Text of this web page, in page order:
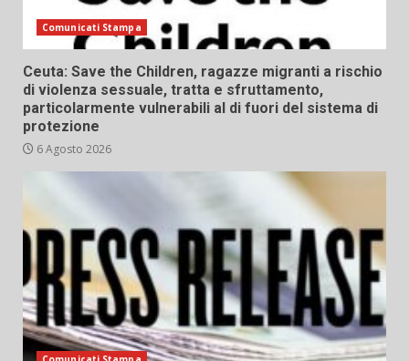
Comunicati Stampa
Ceuta: Save the Children, ragazze migranti a rischio
di violenza sessuale, tratta e sfruttamento,
particolarmente vulnerabili al di fuori del sistema di
protezione
6 Agosto 2026